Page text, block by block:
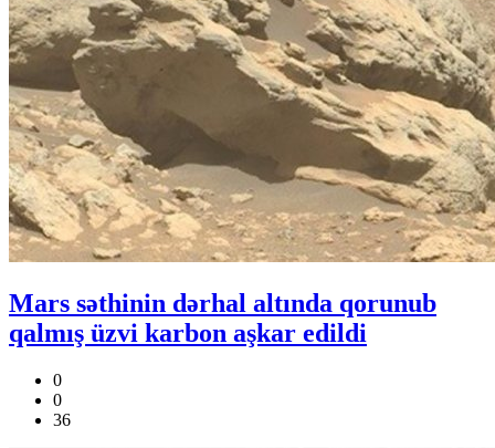
Mars səthinin dərhal altında qorunub
qalmış üzvi karbon aşkar edildi
0
0
36